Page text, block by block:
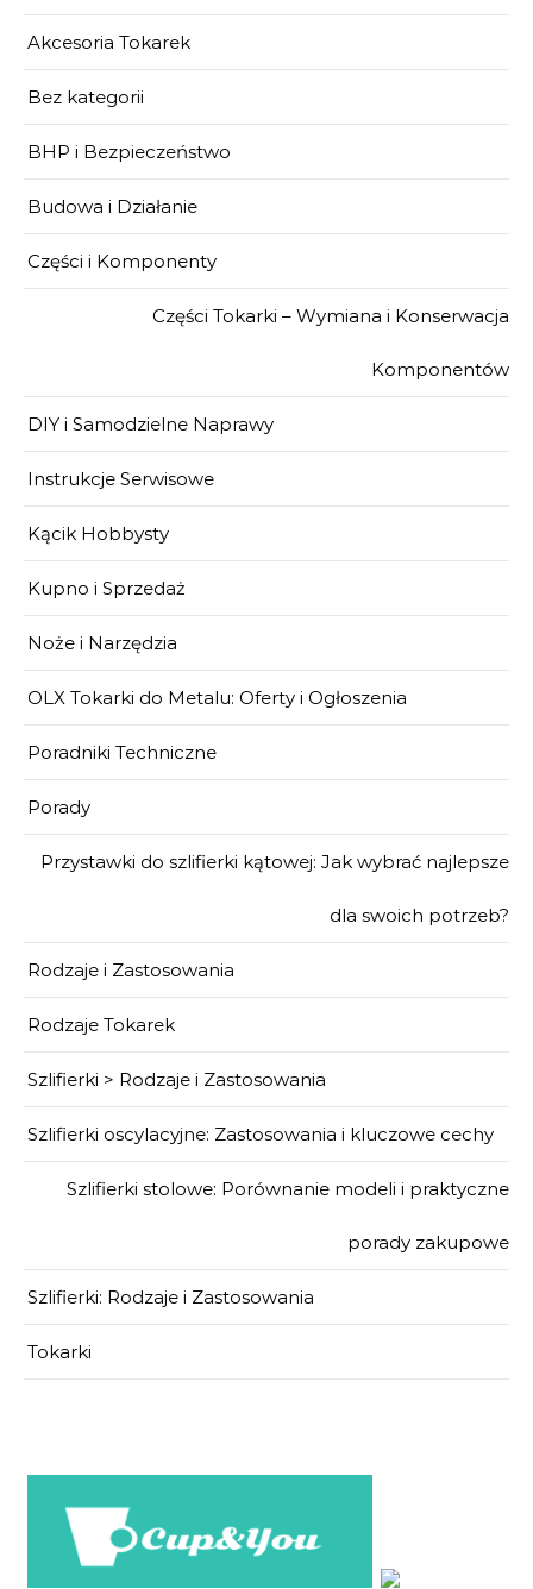
Akcesoria Tokarek
Bez kategorii
BHP i Bezpieczeństwo
Budowa i Działanie
Części i Komponenty
Części Tokarki – Wymiana i Konserwacja
Komponentów
DIY i Samodzielne Naprawy
Instrukcje Serwisowe
Kącik Hobbysty
Kupno i Sprzedaż
Noże i Narzędzia
OLX Tokarki do Metalu: Oferty i Ogłoszenia
Poradniki Techniczne
Porady
Przystawki do szlifierki kątowej: Jak wybrać najlepsze
dla swoich potrzeb?
Rodzaje i Zastosowania
Rodzaje Tokarek
Szlifierki > Rodzaje i Zastosowania
Szlifierki oscylacyjne: Zastosowania i kluczowe cechy
Szlifierki stolowe: Porównanie modeli i praktyczne
porady zakupowe
Szlifierki: Rodzaje i Zastosowania
Tokarki